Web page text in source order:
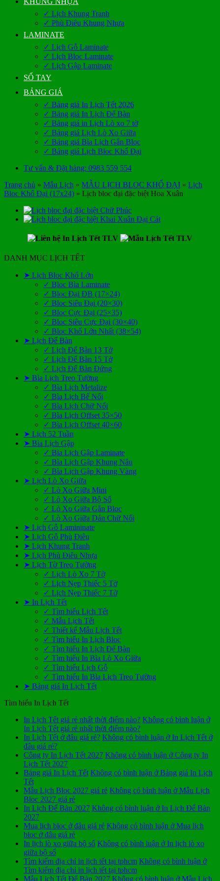
✓ Lịch Khung Tranh
✓ Phù Điêu Khung Nhựa
LAMINATE
✓ Lịch Gỗ Laminate
✓ Lịch Bloc Laminate
✓ Lịch Gập Laminate
SỔ TAY
BẢNG GIÁ
✓ Bảng giá In Lịch Tết 2026
✓ Bảng giá In Lịch Để Bàn
✓ Bảng giá in Lịch Lò xo 7 tờ
✓ Bảng giá Lịch Lò Xo Giữa
✓ Bảng giá Bìa Lịch Gắn Bloc
✓ Bảng giá Lịch Bloc Khổ Đại
Tư vấn & Đặt hàng: 0983 559 554
Trang chủ » Mẫu Lịch » MẪU LỊCH BLOC KHỔ ĐẠI » Lịch
Bloc Khổ Đại (17x24) » Lịch bloc đại đặc biệt Hoa Xuân
DANH MỤC LỊCH TẾT
➤ Lịch Bloc Khổ Lớn
✓ Bloc Bìa Laminate
✓ Bloc Đại ĐB (17×24)
✓ Bloc Siêu Đại (20×30)
✓ Bloc Cực Đại (25×35)
✓ Bloc Siêu Cực Đại (30×40)
✓ Bloc Khổ Lớn Nhất (38×54)
➤ Lịch Để Bàn
✓ Lịch Để Bàn 13 Tờ
✓ Lịch Để Bàn 15 Tờ
✓ Lịch Để Bàn Đứng
➤ Bìa Lịch Treo Tường
✓ Bìa Lịch Metalize
✓ Bìa Lịch Bế Nổi
✓ Bìa Lịch Chữ Nổi
✓ Bìa Lịch Offset 35×50
✓ Bìa Lịch Offset 40×60
➤ Lịch 52 Tuần
➤ Bìa Lịch Gập
✓ Bìa Lịch Gập Laminate
✓ Bìa Lịch Gập Khung Nâu
✓ Bìa Lịch Gập Khung Vàng
➤ Lịch Lò Xo Giữa
✓ Lò Xo Giữa Mini
✓ Lò Xo Giữa Bộ Số
✓ Lò Xo Giữa Gắn Bloc
✓ Lò Xo Giữa Dán Chữ Nổi
➤ Lịch Gỗ Lamininate
➤ Lịch Gỗ Phù Điêu
➤ Lịch Khung Tranh
➤ Lịch Phù Điêu Nhựa
➤ Lịch Tờ Treo Tường
✓ Lịch Lò Xo 7 Tờ
✓ Lịch Nẹp Thiếc 5 Tờ
✓ Lịch Nẹp Thiếc 7 Tờ
➤ In Lịch Tết
✓ Tìm hiểu Lịch Tết
✓ Mẫu Lịch Tết
✓ Thiết kế Mẫu Lịch Tết
✓ Tìm hiểu In Lịch Bloc
✓ Tìm hiểu In Lịch Để Bàn
✓ Tìm hiểu In Bìa Lò Xo Giữa
✓ Tìm hiểu Lịch Gỗ
✓ Tìm hiểu In Bìa Lịch Treo Tường
➤ Bảng giá In Lịch Tết
Tìm hiểu In Lịch Tết
In Lịch Tết giá rẻ nhất thời điểm nào? Không có bình luận ở
In Lịch Tết giá rẻ nhất thời điểm nào?
In Lịch Tết ở đâu giá rẻ? Không có bình luận ở In Lịch Tết ở
đâu giá rẻ?
Công ty In Lịch Tết 2027 Không có bình luận ở Công ty In
Lịch Tết 2027
Bảng giá In Lịch Tết Không có bình luận ở Bảng giá In Lịch
Tết
Mẫu Lịch Bloc 2027 giá rẻ Không có bình luận ở Mẫu Lịch
Bloc 2027 giá rẻ
In Lịch Để Bàn 2027 Không có bình luận ở In Lịch Để Bàn
2027
Mua lịch bloc ở đâu giá rẻ Không có bình luận ở Mua lịch
bloc ở đâu giá rẻ
In lịch lò xo giữa bộ số Không có bình luận ở In lịch lò xo
giữa bộ số
Tìm kiếm địa chỉ in lịch tết tại tphcm Không có bình luận ở
Tìm kiếm địa chỉ in lịch tết tại tphcm
Mẫu Lịch Tết Để Bàn 2027 Không có bình luận ở Mẫu Lịch